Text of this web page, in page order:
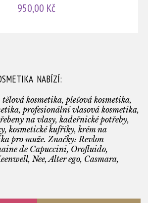
950,00 Kč
NABÍZÍ:
kosmetika, pleťová kosmetika,
profesionální vlasová kosmetika,
na vlasy, kadeřnické potřeby,
kosmetické kufříky, krém na
pro muže. Značky: Revlon
de Capuccini, Orofluido,
Nee, Alter ego, Casmara,